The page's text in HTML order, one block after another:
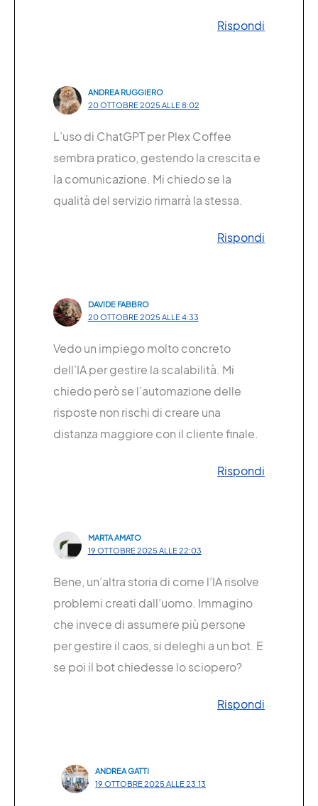
Rispondi
ANDREA RUGGIERO
20 OTTOBRE 2025 ALLE 8:02
L’uso di ChatGPT per Plex Coffee
sembra pratico, gestendo la crescita e
la comunicazione. Mi chiedo se la
qualità del servizio rimarrà la stessa.
Rispondi
DAVIDE FABBRO
20 OTTOBRE 2025 ALLE 4:33
Vedo un impiego molto concreto
dell’IA per gestire la scalabilità. Mi
chiedo però se l’automazione delle
risposte non rischi di creare una
distanza maggiore con il cliente finale.
Rispondi
MARTA AMATO
19 OTTOBRE 2025 ALLE 22:03
Bene, un’altra storia di come l’IA risolve
problemi creati dall’uomo. Immagino
che invece di assumere più persone
per gestire il caos, si deleghi a un bot. E
se poi il bot chiedesse lo sciopero?
Rispondi
ANDREA GATTI
19 OTTOBRE 2025 ALLE 23:13